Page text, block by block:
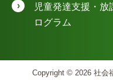
児童発達⽀援・
ログラム
Copyright © 2026 社会